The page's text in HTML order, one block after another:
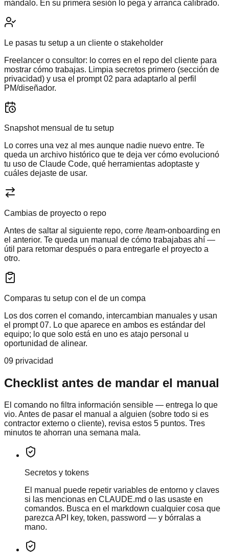
mándalo. En su primera sesión lo pega y arranca calibrado.
Le pasas tu setup a un cliente o stakeholder
Freelancer o consultor: lo corres en el repo del cliente para
mostrar cómo trabajas. Limpia secretos primero (sección de
privacidad) y usa el prompt 02 para adaptarlo al perfil
PM/diseñador.
Snapshot mensual de tu setup
Lo corres una vez al mes aunque nadie nuevo entre. Te
queda un archivo histórico que te deja ver cómo evolucionó
tu uso de Claude Code, qué herramientas adoptaste y
cuáles dejaste de usar.
Cambias de proyecto o repo
Antes de saltar al siguiente repo, corre /team-onboarding en
el anterior. Te queda un manual de cómo trabajabas ahí —
útil para retomar después o para entregarle el proyecto a
otro.
Comparas tu setup con el de un compa
Los dos corren el comando, intercambian manuales y usan
el prompt 07. Lo que aparece en ambos es estándar del
equipo; lo que solo está en uno es atajo personal u
oportunidad de alinear.
09 privacidad
Checklist antes de mandar el manual
El comando no filtra información sensible — entrega lo que
vio. Antes de pasar el manual a alguien (sobre todo si es
contractor externo o cliente), revisa estos 5 puntos. Tres
minutos te ahorran una semana mala.
Secretos y tokens
El manual puede repetir variables de entorno y claves
si las mencionas en CLAUDE.md o las usaste en
comandos. Busca en el markdown cualquier cosa que
parezca API key, token, password — y bórralas a
mano.